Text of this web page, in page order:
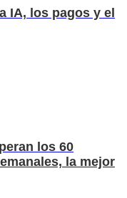
IA, los pagos y el
los 60
la mejor